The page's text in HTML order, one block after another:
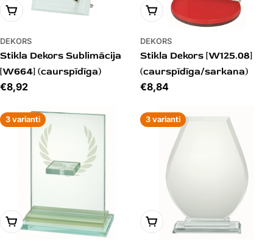
PIEVIENOT GROZAM
DEKORS
Stikla Dekors Sublimācija
[W664] (caurspīdīga)
Cena
€8,92
PIEVIENOT GROZAM
DEKORS
Stikla Dekors [W125.08]
(caurspīdīga/sarkana)
Cena
€8,84
3 varianti
PIEVIENOT GROZAM
3 varianti
PIEVIENOT GROZAM